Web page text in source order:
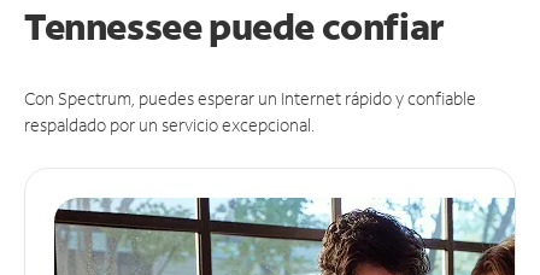
Tennessee puedeconfiar
Con Spectrum, puedes esperar un Internet rápido y confiable
respaldado por un servicio excepcional.